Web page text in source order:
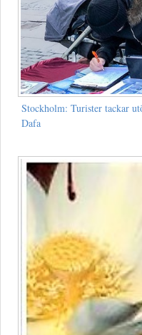
Stockholm: Turister tackar
Dafa